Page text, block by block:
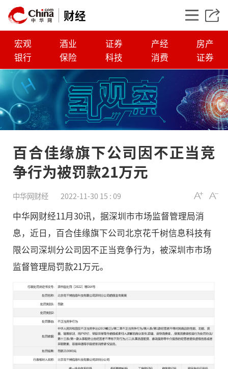
财经
宏观 酒业 证券 产经
房产
银行
保险 科技 消费 证券
百合佳缘旗下公司
行为被罚款21万元
据深圳市市场监督管理局
佳缘旗下公司北京花千树
深圳分公司因不正当竞争
场监督管理局罚款21万元。
百合佳缘旗下公司因不正当竞
争行为被罚款21万元
中华网财经 2022-11-30 15 : 09
中华网财经11月30讯，据深圳市市场监督管理局消
息，近日，百合佳缘旗下公司北京花千树信息科技有
限公司深圳分公司因不正当竞争行为，被深圳市市场
监督管理局罚款21万元。